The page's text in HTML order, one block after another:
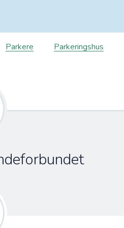
Parkere Parkeringshus